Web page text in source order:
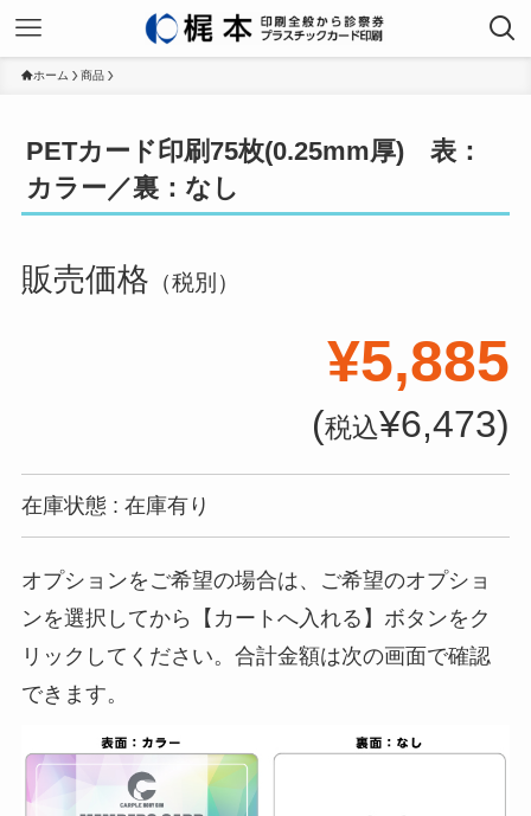
ホーム 商品
PETカード印刷75枚(0.25mm厚) 表：
カラー／裏：なし
販売価格 （税別）
¥5,885
(税込¥6,473)
在庫状態 : 在庫有り
オプションをご希望の場合は、ご希望のオプショ
ンを選択してから【カートへ入れる】ボタンをク
リックしてください。合計金額は次の画面で確認
できます。